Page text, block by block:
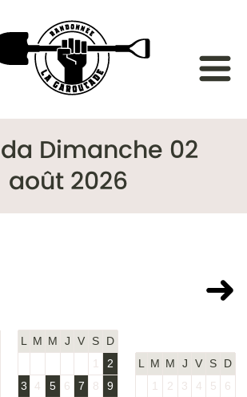
Dimanche 02
août 2026
L M M J V S
D
1
2
3
4 5 6 7 8
9
Septembre
L M M J V S
D
1
2 3 4 5
6